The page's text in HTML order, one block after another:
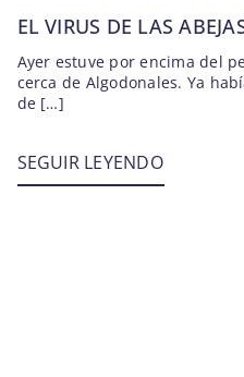
EL VIRUS DE LAS
Ayer estuve por encima del
cerca de Algodonales. Ya
de […]
SEGUIR LEYENDO